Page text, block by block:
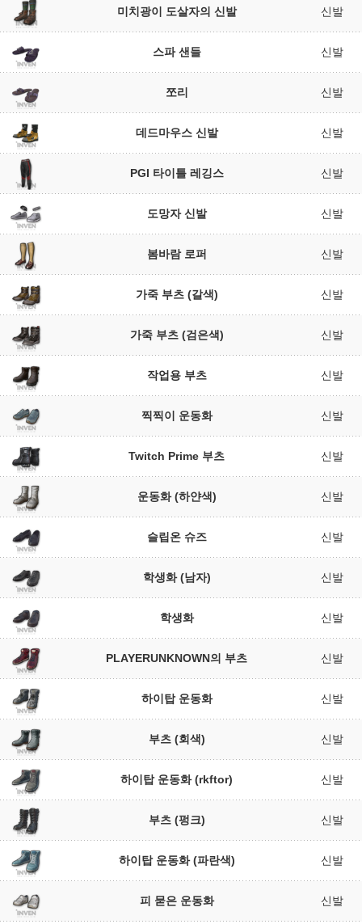
미치광이 도살자의 신발 신발
스파 샌들 신발
쪼리 신발
데드마우스 신발 신발
PGI 타이틀 레깅스 신발
도망자 신발 신발
봄바람 로퍼 신발
가죽 부츠 (갈색) 신발
가죽 부츠 (검은색) 신발
작업용 부츠 신발
찍찍이 운동화 신발
Twitch Prime 부츠 신발
운동화 (하얀색) 신발
슬립온 슈즈 신발
학생화 (남자) 신발
학생화 신발
PLAYERUNKNOWN의 부츠 신발
하이탑 운동화 신발
부츠 (회색) 신발
하이탑 운동화 (rkftor) 신발
부츠 (펑크) 신발
하이탑 운동화 (파란색) 신발
피 묻은 운동화 신발